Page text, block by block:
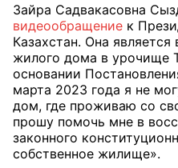
Зайра Садвакасовна
видеообращение к
Казахстан. Она
жилого дома в урочище
основании
марта 2023 года я не
дом, где проживаю со
прошу помочь мне в
законного
собственное жилище».